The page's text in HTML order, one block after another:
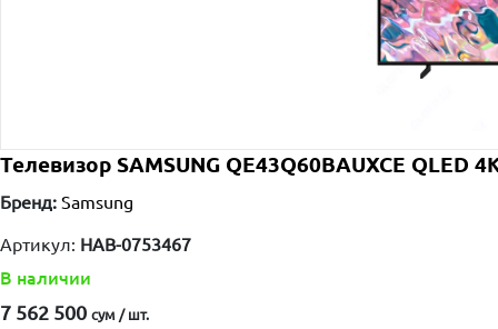
Телевизор SAMSUNG QE43Q60BAUXCE QLED
Бренд: Samsung
Артикул: HAB-0753467
В наличии
7 562 500 сум / шт.